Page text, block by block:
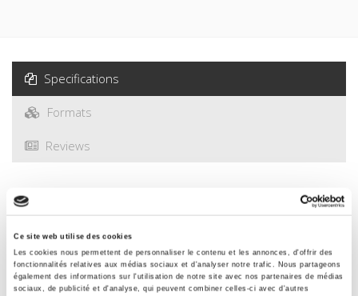
Ce site web utilise des cookies
Les cookies nous permettent de personnaliser le contenu et les annonces, d'offrir des
fonctionnalités relatives aux médias sociaux et d'analyser notre trafic. Nous partageons
également des informations sur l'utilisation de notre site avec nos partenaires de médias
sociaux, de publicité et d'analyse, qui peuvent combiner celles-ci avec d'autres
Specifications
Formats
Reviews
Specifications
Publisher
Presses de Sciences Po
Author